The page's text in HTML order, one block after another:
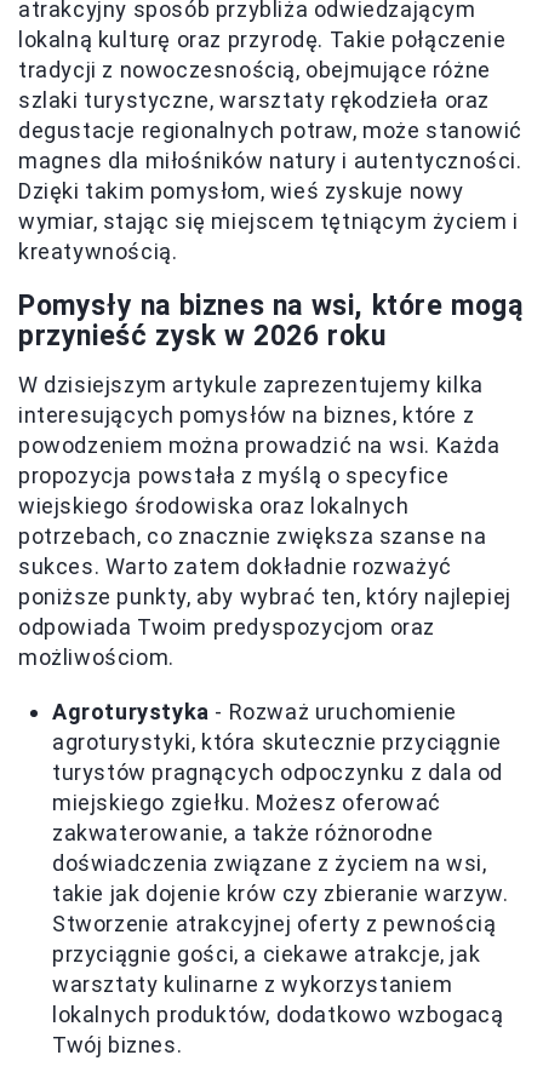
atrakcyjny sposób przybliża odwiedzającym
lokalną kulturę oraz przyrodę. Takie połączenie
tradycji z nowoczesnością, obejmujące różne
szlaki turystyczne, warsztaty rękodzieła oraz
degustacje regionalnych potraw, może stanowić
magnes dla miłośników natury i autentyczności.
Dzięki takim pomysłom, wieś zyskuje nowy
wymiar, stając się miejscem tętniącym życiem i
kreatywnością.
Pomysły na biznes na wsi, które mogą
przynieść zysk w 2026 roku
W dzisiejszym artykule zaprezentujemy kilka
interesujących pomysłów na biznes, które z
powodzeniem można prowadzić na wsi. Każda
propozycja powstała z myślą o specyfice
wiejskiego środowiska oraz lokalnych
potrzebach, co znacznie zwiększa szanse na
sukces. Warto zatem dokładnie rozważyć
poniższe punkty, aby wybrać ten, który najlepiej
odpowiada Twoim predyspozycjom oraz
możliwościom.
Agroturystyka - Rozważ uruchomienie
agroturystyki, która skutecznie przyciągnie
turystów pragnących odpoczynku z dala od
miejskiego zgiełku. Możesz oferować
zakwaterowanie, a także różnorodne
doświadczenia związane z życiem na wsi,
takie jak dojenie krów czy zbieranie warzyw.
Stworzenie atrakcyjnej oferty z pewnością
przyciągnie gości, a ciekawe atrakcje, jak
warsztaty kulinarne z wykorzystaniem
lokalnych produktów, dodatkowo wzbogacą
Twój biznes.